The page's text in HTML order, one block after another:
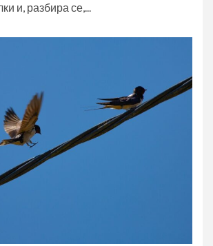
и, разбира се,...